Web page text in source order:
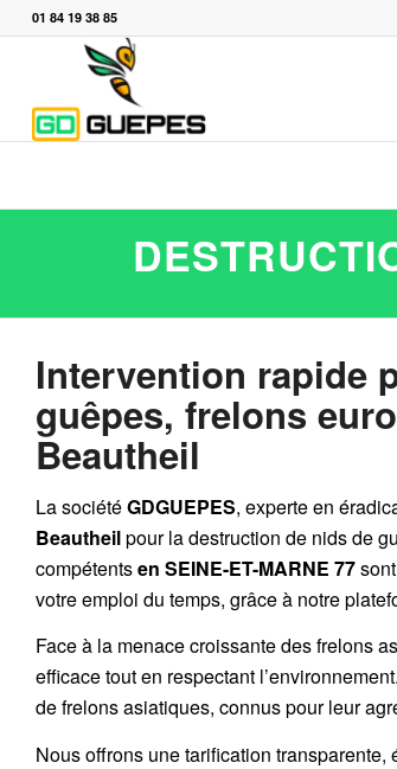
01 84 19 38 85
Intervention rapide
guêpes, frelons
Beautheil
La sociétéGDGUEPES, experte en
Beautheilpour la destruction de nids de
compétentsen SEINE-ET-MARNE 77
votre emploi du temps, grâce à notre
Face à la menace croissante des frelons
efficace tout en respectant
defrelons asiatiques, connus pour leur
Nous offrons unetarification transparente,